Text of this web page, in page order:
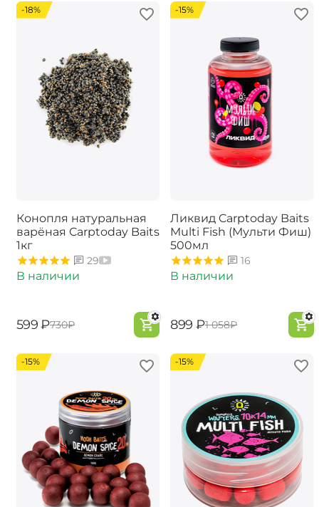
-18%
Конопля натуральная
варёная Carptoday Baits
1кг
29
В наличии
‍599‍ ₽‍730‍₽
-15%
Ликвид Carptoday Baits
Multi Fish (Мульти Фиш)
500мл
16
В наличии
‍899‍ ₽‍1 058‍₽
-15% -15%